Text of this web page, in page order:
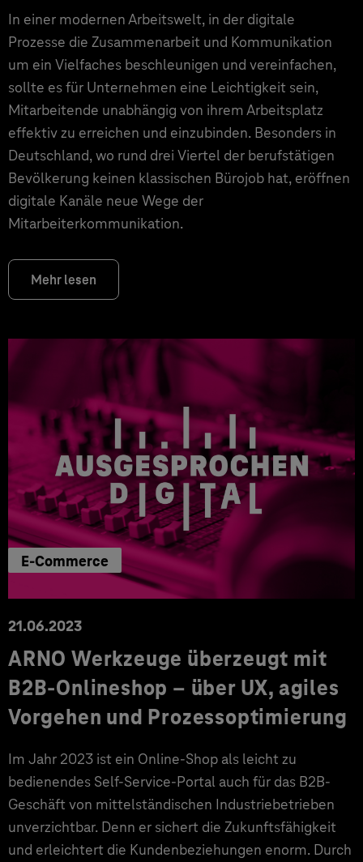
In einer modernen Arbeitswelt, in der digitale
Prozesse die Zusammenarbeit und Kommunikation
um ein Vielfaches beschleunigen und vereinfachen,
sollte es für Unternehmen eine Leichtigkeit sein,
Mitarbeitende unabhängig von ihrem Arbeitsplatz
effektiv zu erreichen und einzubinden. Besonders in
Deutschland, wo rund drei Viertel der berufstätigen
Bevölkerung keinen klassischen Bürojob hat, eröffnen
digitale Kanäle neue Wege der
Mitarbeiterkommunikation.
Mehr lesen
E-Commerce
21.06.2023
ARNO Werkzeuge überzeugt mit
B2B-Onlineshop – über UX, agiles
Vorgehen und Prozessoptimierung
Im Jahr 2023 ist ein Online-Shop als leicht zu
bedienendes Self-Service-Portal auch für das B2B-
Geschäft von mittelständischen Industriebetrieben
unverzichtbar. Denn er sichert die Zukunftsfähigkeit
und erleichtert die Kundenbeziehungen enorm. Durch